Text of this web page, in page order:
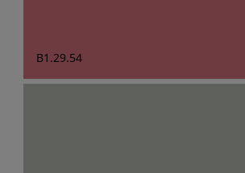
B1.29.54